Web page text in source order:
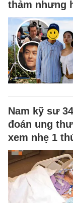
thảm nhưng
Nam kỹ sư
đoán ung
xem nhẹ 1